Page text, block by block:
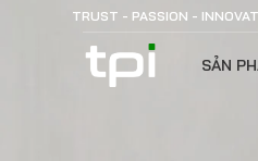
TRUST - PASSION -
SẢN